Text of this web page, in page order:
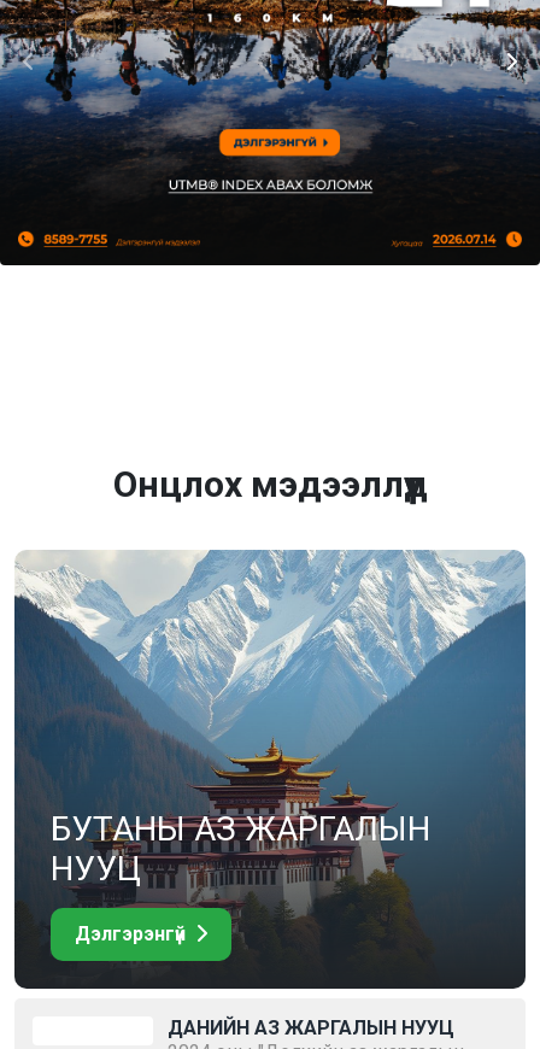
Онцлох мэдээллүүд
БУТАНЫ АЗ ЖАРГАЛЫН
НУУЦ
Дэлгэрэнгүй
ДАНИЙН АЗ ЖАРГАЛЫН НУУЦ